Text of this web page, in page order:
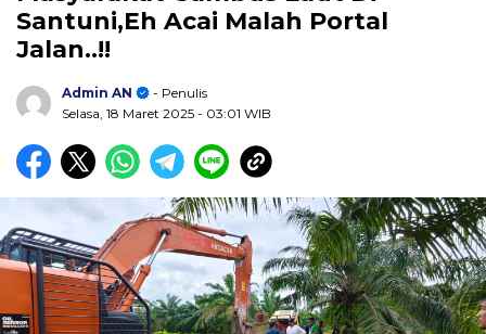
Santuni,Eh Acai Malah Portal
Jalan..!!
Admin AN
- Penulis
Selasa, 18 Maret 2025 - 03:01 WIB